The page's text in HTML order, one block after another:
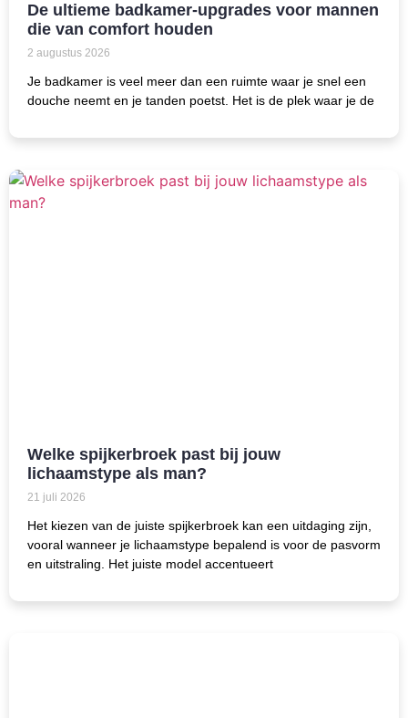
De ultieme badkamer-upgrades voor mannen
die van comfort houden
2 augustus 2026
Je badkamer is veel meer dan een ruimte waar je snel een
douche neemt en je tanden poetst. Het is de plek waar je de
Welke spijkerbroek past bij jouw
lichaamstype als man?
21 juli 2026
Het kiezen van de juiste spijkerbroek kan een uitdaging zijn,
vooral wanneer je lichaamstype bepalend is voor de pasvorm
en uitstraling. Het juiste model accentueert